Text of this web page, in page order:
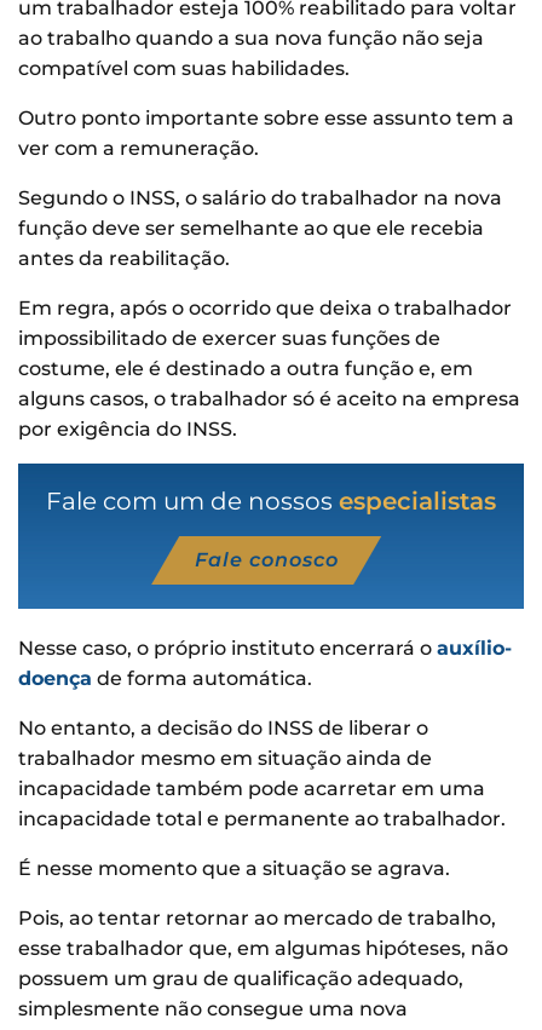
um trabalhador esteja 100% reabilitado para voltar
ao trabalho quando a sua nova função não seja
compatível com suas habilidades.
Outro ponto importante sobre esse assunto tem a
ver com a remuneração.
Segundo o INSS, o salário do trabalhador na nova
função deve ser semelhante ao que ele recebia
antes da reabilitação.
Em regra, após o ocorrido que deixa o trabalhador
impossibilitado de exercer suas funções de
costume, ele é destinado a outra função e, em
alguns casos, o trabalhador só é aceito na empresa
por exigência do INSS.
Fale com um de nossos especialistas
Fale conosco
Nesse caso, o próprio instituto encerrará o auxílio-
doença de forma automática.
No entanto, a decisão do INSS de liberar o
trabalhador mesmo em situação ainda de
incapacidade também pode acarretar em uma
incapacidade total e permanente ao trabalhador.
É nesse momento que a situação se agrava.
Pois, ao tentar retornar ao mercado de trabalho,
esse trabalhador que, em algumas hipóteses, não
possuem um grau de qualificação adequado,
simplesmente não consegue uma nova